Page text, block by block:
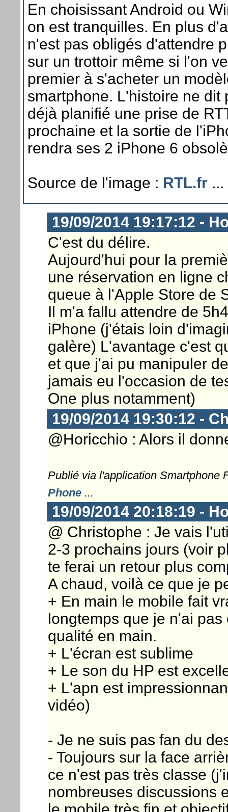
En choisissant Android ou
on est tranquilles. En plus
n'est pas obligés d'attendre
sur un trottoir même si l'on
premier à s'acheter un
smartphone. L'histoire ne dit
déjà planifié une prise de
prochaine et la sortie de
rendra ses 2 iPhone 6
Source de l'image : RTL.fr ...
19/09/2014 19:17:12 -
C'est du délire.
Aujourd'hui pour la
une réservation en ligne
queue à l'Apple Store de
Il m'a fallu attendre de
iPhone (j'étais loin
galère) L'avantage c'est
et que j'ai pu manipuler
jamais eu l'occasion de
One plus notamment)
19/09/2014 19:30:12 -
@Horicchio : Alors il
Publié via l'application Smartphone
Phone...
19/09/2014 20:18:19 -
@ Christophe : Je vais
2-3 prochains jours (voir
te ferai un retour plus
A chaud, voilà ce que je
+ En main le mobile fait
longtemps que je n'ai
qualité en main.
+ L'écran est sublime
+ Le son du HP est
+ L'apn est
vidéo)
- Je ne suis pas fan du
- Toujours sur la face
ce n'est pas très classe
nombreuses discussions